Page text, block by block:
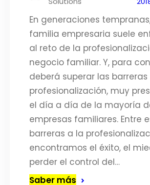
En generaciones
familia empresaria suele
al reto de la
negocio familiar. Y, para
deberá superar las barreras
profesionalización, muy
el día a día de la mayoría
empresas familiares. Entre
barreras a la
encontramos el éxito, el
perder el control del…
Saber más